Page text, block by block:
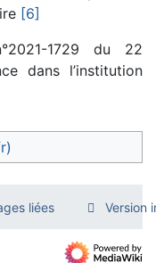
[6]
1729 du 22
dans l’institution
liées Version